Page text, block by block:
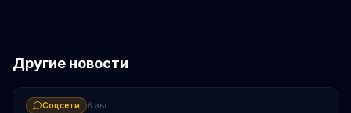
Другие новости
Соцсети 6 авг.